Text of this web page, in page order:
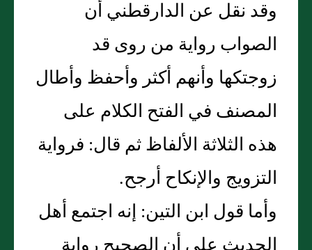
وقد نقل عن الدارقطني أن
الصواب رواية من روى قد
زوجتكها وأنهم أكثر وأحفظ وأطال
المصنف في الفتح الكلام على
هذه الثلاثة الألفاظ ثم قال: فرواية
التزويج والإنكاح أرجح.
وأما قول ابن التين: إنه اجتمع أهل